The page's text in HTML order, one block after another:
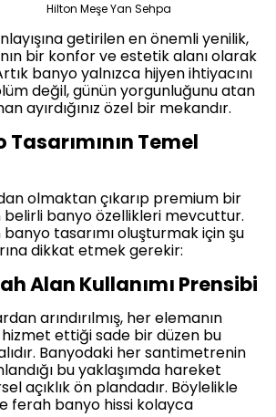
Hilton Meşe Yan Sehpa
getirilen en önemli yenilik,
bir konfor ve estetik alanı olarak
banyo yalnızca hijyen ihtiyacını
değil, günün yorgunluğunu atan
ayırdığınız özel bir mekandır.
Temel
olmaktan çıkarıp premium bir
belirli banyo özellikleri mevcuttur.
banyo tasarımı oluşturmak için şu
dikkat etmek gerekir:
Alan Kullanımı Prensibi
arındırılmış, her elemanın
ettiği sade bir düzen bu
Banyodaki her santimetrenin
bu yaklaşımda hareket
açıklık ön plandadır. Böylelikle
ferah banyo hissi kolayca